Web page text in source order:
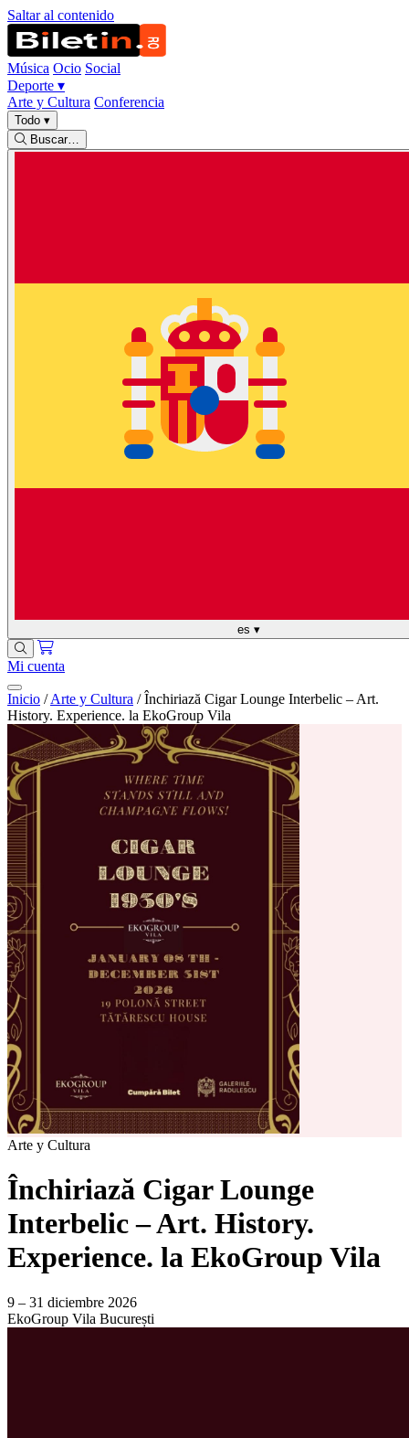
Saltar al contenido
Música Ocio Social
Deporte ▾
Arte y Cultura Conferencia
Todo ▾
Buscar…
es ▾
Mi cuenta
Inicio / Arte y Cultura / Închiriază Cigar Lounge Interbelic – Art.
History. Experience. la EkoGroup Vila
Arte y Cultura
Închiriază Cigar Lounge
Interbelic – Art. History.
Experience. la EkoGroup Vila
9 – 31 diciembre 2026
EkoGroup Vila București